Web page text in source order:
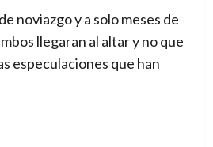
noviazgo y a solo meses de
llegaran al altar y no que
especulaciones que han